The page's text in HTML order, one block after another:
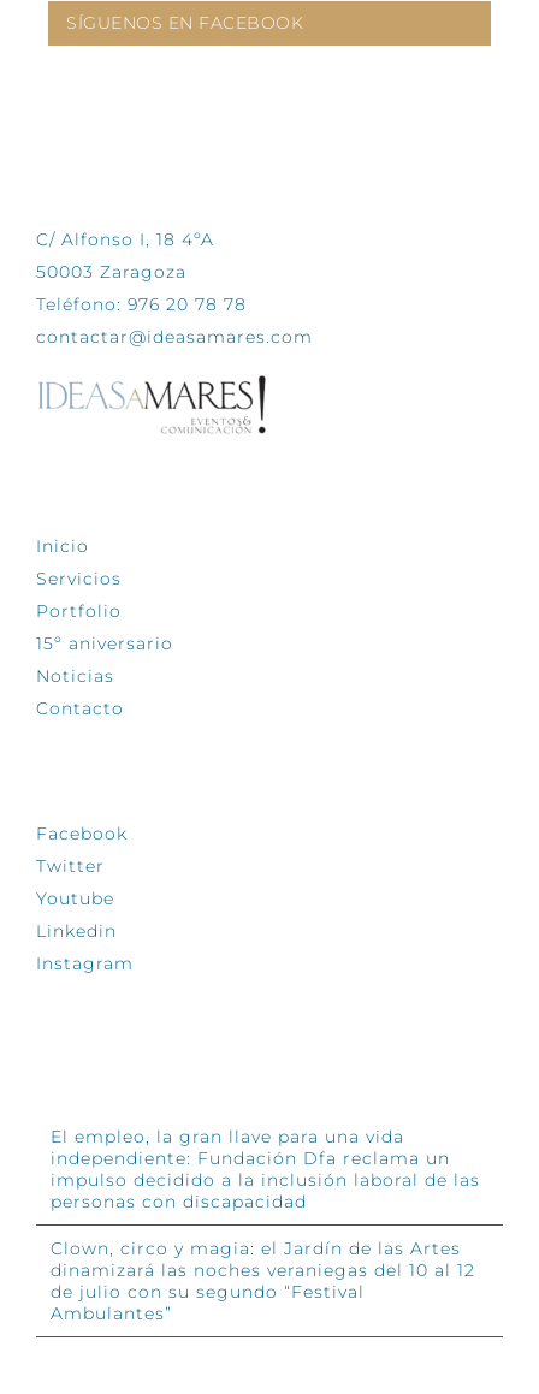
SÍGUENOS EN FACEBOOK
C/ Alfonso I, 18 4ºA
50003 Zaragoza
Teléfono: 976 20 78 78
contactar@ideasamares.com
Inicio
Servicios
Portfolio
15º aniversario
Noticias
Contacto
Facebook
Twitter
Youtube
Linkedin
Instagram
El empleo, la gran llave para una vida
independiente: Fundación Dfa reclama un
impulso decidido a la inclusión laboral de las
personas con discapacidad
Clown, circo y magia: el Jardín de las Artes
dinamizará las noches veraniegas del 10 al 12
de julio con su segundo “Festival
Ambulantes”